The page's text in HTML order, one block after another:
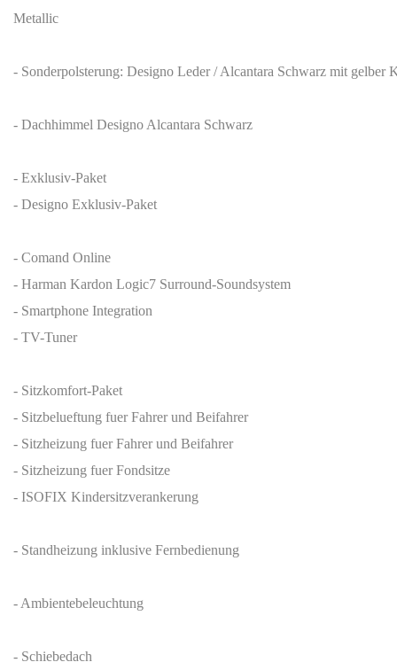
Metallic
- Sonderpolsterung: Designo Leder / Alcantara Schwarz mit gelber
- Dachhimmel Designo Alcantara Schwarz
- Exklusiv-Paket
- Designo Exklusiv-Paket
- Comand Online
- Harman Kardon Logic7 Surround-Soundsystem
- Smartphone Integration
- TV-Tuner
- Sitzkomfort-Paket
- Sitzbelueftung fuer Fahrer und Beifahrer
- Sitzheizung fuer Fahrer und Beifahrer
- Sitzheizung fuer Fondsitze
- ISOFIX Kindersitzverankerung
- Standheizung inklusive Fernbedienung
- Ambientebeleuchtung
- Schiebedach